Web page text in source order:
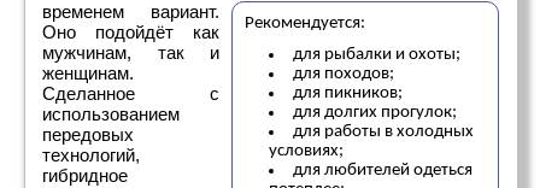
Рекомендуется:
для рыбалки и охоты;
для походов;
для пикников;
для долгих прогулок;
для работы в холодных
условиях;
для любителей одеться
временем вариант.
Оно подойдёт как
мужчинам, так и
женщинам.
Сделанное с
использованием
передовых
технологий,
гибридное